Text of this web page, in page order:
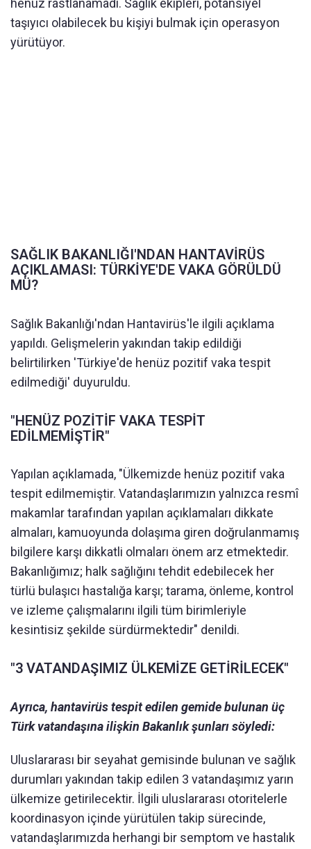
henüz rastlanamadı. Sağlık ekipleri, potansiyel
taşıyıcı olabilecek bu kişiyi bulmak için operasyon
yürütüyor.
SAĞLIK BAKANLIĞI'NDAN HANTAVİRÜS
AÇIKLAMASI: TÜRKİYE'DE VAKA GÖRÜLDÜ
MÜ?
Sağlık Bakanlığı'ndan Hantavirüs'le ilgili açıklama
yapıldı. Gelişmelerin yakından takip edildiği
belirtilirken 'Türkiye'de henüz pozitif vaka tespit
edilmediği' duyuruldu.
"HENÜZ POZİTİF VAKA TESPİT
EDİLMEMİŞTİR"
Yapılan açıklamada, "Ülkemizde henüz pozitif vaka
tespit edilmemiştir. Vatandaşlarımızın yalnızca resmî
makamlar tarafından yapılan açıklamaları dikkate
almaları, kamuoyunda dolaşıma giren doğrulanmamış
bilgilere karşı dikkatli olmaları önem arz etmektedir.
Bakanlığımız; halk sağlığını tehdit edebilecek her
türlü bulaşıcı hastalığa karşı; tarama, önleme, kontrol
ve izleme çalışmalarını ilgili tüm birimleriyle
kesintisiz şekilde sürdürmektedir" denildi.
"3 VATANDAŞIMIZ ÜLKEMİZE GETİRİLECEK"
Ayrıca, hantavirüs tespit edilen gemide bulunan üç
Türk vatandaşına ilişkin Bakanlık şunları söyledi:
Uluslararası bir seyahat gemisinde bulunan ve sağlık
durumları yakından takip edilen 3 vatandaşımız yarın
ülkemize getirilecektir. İlgili uluslararası otoritelerle
koordinasyon içinde yürütülen takip sürecinde,
vatandaşlarımızda herhangi bir semptom ve hastalık